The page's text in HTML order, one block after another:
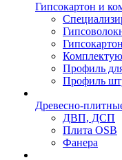
Гипсокартон и
Гипсокартон
Профиль
Профиль
Древесно-
ДВП, ДСП
Плита OSB
Фанера